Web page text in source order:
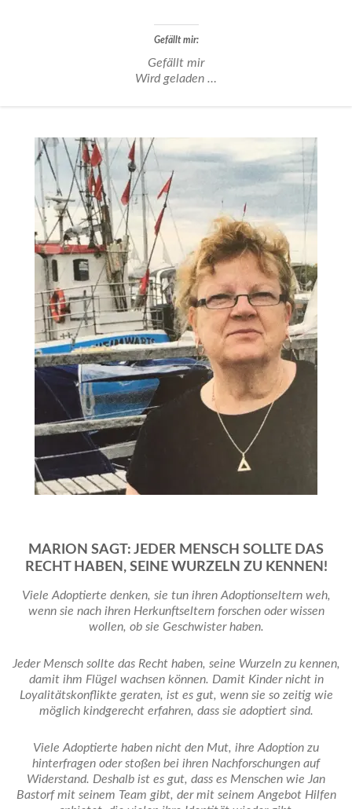
Gefällt mir:
Gefällt mir
Wird geladen …
MARION SAGT: JEDER MENSCH SOLLTE DAS
RECHT HABEN, SEINE WURZELN ZU KENNEN!
Viele Adoptierte denken, sie tun ihren Adoptionseltern weh,
wenn sie nach ihren Herkunftseltern forschen oder wissen
wollen, ob sie Geschwister haben.
Jeder Mensch sollte das Recht haben, seine Wurzeln zu kennen,
damit ihm Flügel wachsen können. Damit Kinder nicht in
Loyalitätskonflikte geraten, ist es gut, wenn sie so zeitig wie
möglich kindgerecht erfahren, dass sie adoptiert sind.
Viele Adoptierte haben nicht den Mut, ihre Adoption zu
hinterfragen oder stoßen bei ihren Nachforschungen auf
Widerstand. Deshalb ist es gut, dass es Menschen wie Jan
Bastorf mit seinem Team gibt, der mit seinem Angebot Hilfen